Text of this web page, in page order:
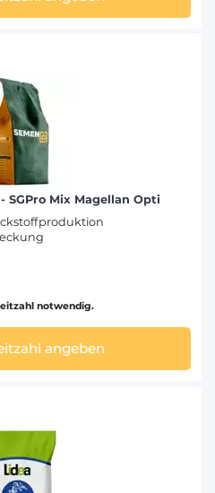
Mix Magellan Opti
notwendig.
angeben